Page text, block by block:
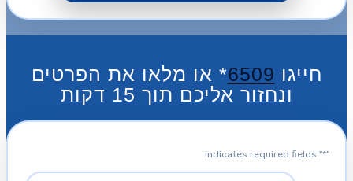
חייגו 6509* או מלאו את הפרטים
ונחזור אליכם תוך 15 דקות
"
*
" indicates required fields